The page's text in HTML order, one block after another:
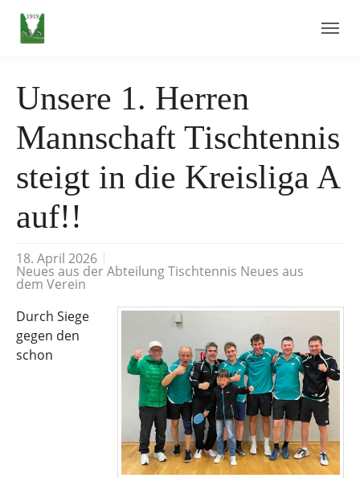
Skip to main navigation
Skip to main content
Skip to page footer
Unsere 1. Herren
Mannschaft Tischtennis
steigt in die Kreisliga A
auf!!
18. April 2026
Neues aus der Abteilung Tischtennis Neues aus
dem Verein
Durch Siege
gegen den
schon